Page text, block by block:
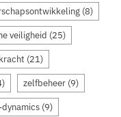
(8)
veiligheid (25)
(21)
zelfbeheer (9)
(9)